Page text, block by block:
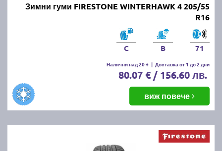
Зимни гуми FIRESTONE WINTERHAWK 4 205/55
R16
C B 71
Налични над 20 + | Доставка от 1 до 2 дни
80.07 € / 156.60 лв.
виж повече